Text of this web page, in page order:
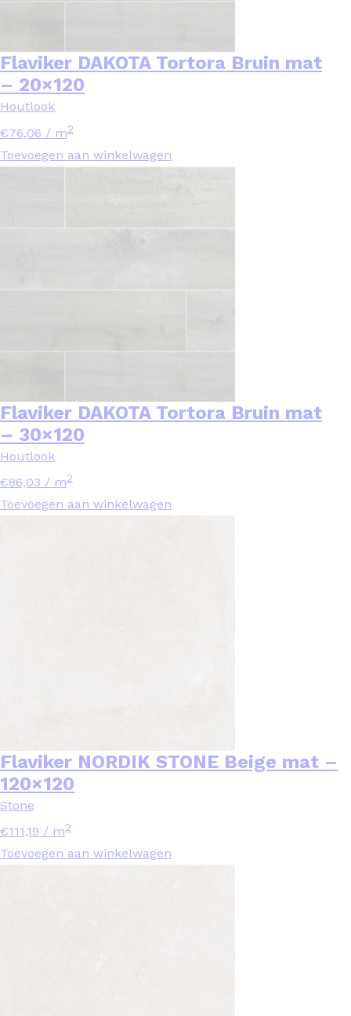
Flaviker DAKOTA Tortora Bruin mat
– 20×120
Houtlook
€76,06 / m2
Toevoegen aan winkelwagen
Flaviker DAKOTA Tortora Bruin mat
– 30×120
Houtlook
€86,03 / m2
Toevoegen aan winkelwagen
Flaviker NORDIK STONE Beige mat –
120×120
Stone
€111,19 / m2
Toevoegen aan winkelwagen